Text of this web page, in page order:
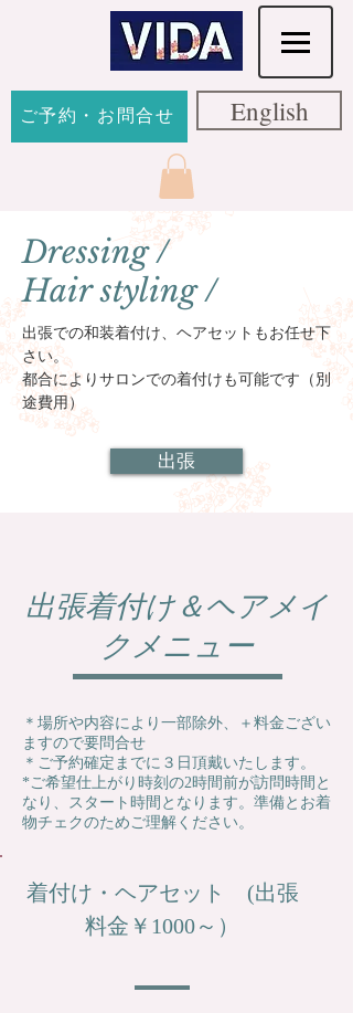
ご予約・お問合せ English
Dressing /
Hair styling /
​出張での和装着付け、ヘアセットもお任せ下
さい。
​都合によりサロンでの着付けも可能です（別
途費用）
出張
出張着付け＆ヘアメイ
クメニュー
＊場所や内容により一部除外、＋料金ござい
ますので要問合せ
＊ご予約確定までに３日頂戴いたします。
*ご希望仕上がり時刻の2時間前が訪問時間と
なり、スタート時間となります。準備とお着
物チェクのためご理解ください。
着付け・ヘアセット (出張
料金￥1000～）